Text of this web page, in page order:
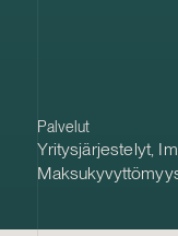
Palvelut
Yritysjärjestelyt,